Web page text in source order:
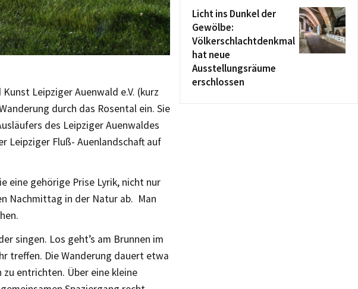
Leipziger Auenwald e.V. (kurz
durch das Rosental ein. Sie
des Leipziger Auenwaldes
Leipziger Fluß- Auenlandschaft auf
eine gehörige Prise Lyrik, nicht nur
Nachmittag in der Natur ab. Man
singen. Los geht’s am Brunnen im
treffen. Die Wanderung dauert etwa
entrichten. Über eine kleine
Licht ins Dunkel der
Gewölbe:
Völkerschlachtdenkmal
hat neue
Ausstellungsräume
erschlossen